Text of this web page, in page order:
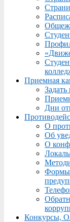
Приемная
Дни
О
Об
О
Формы
Конкурсы,